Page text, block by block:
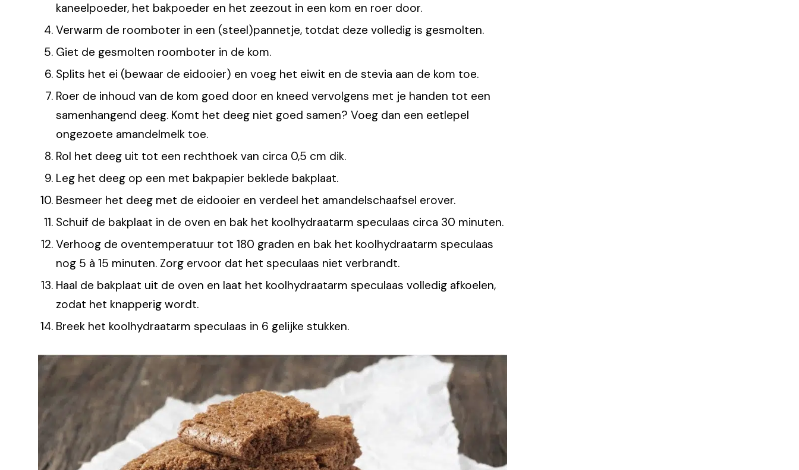
kaneelpoeder, het bakpoeder en het zeezout in een kom en roer door.
Verwarm de roomboter in een (steel)pannetje, totdat deze volledig is gesmolten.
Giet de gesmolten roomboter in de kom.
Splits het ei (bewaar de eidooier) en voeg het eiwit en de stevia aan de kom toe.
Roer de inhoud van de kom goed door en kneed vervolgens met je handen tot een
samenhangend deeg. Komt het deeg niet goed samen? Voeg dan een eetlepel
ongezoete amandelmelk toe.
Rol het deeg uit tot een rechthoek van circa 0,5 cm dik.
Leg het deeg op een met bakpapier beklede bakplaat.
Besmeer het deeg met de eidooier en verdeel het amandelschaafsel erover.
Schuif de bakplaat in de oven en bak het koolhydraatarm speculaas circa 30 minuten.
Verhoog de oventemperatuur tot 180 graden en bak het koolhydraatarm speculaas
nog 5 à 15 minuten. Zorg ervoor dat het speculaas niet verbrandt.
Haal de bakplaat uit de oven en laat het koolhydraatarm speculaas volledig afkoelen,
zodat het knapperig wordt.
Breek het koolhydraatarm speculaas in 6 gelijke stukken.